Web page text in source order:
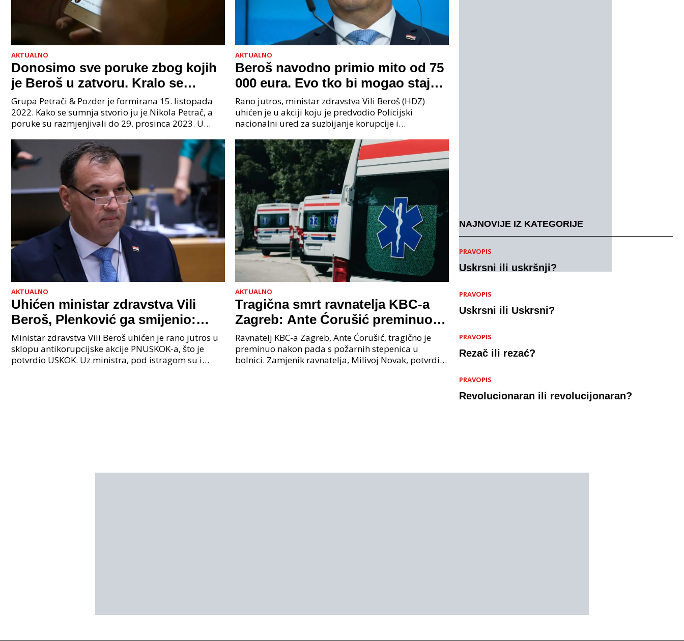
AKTUALNO
Donosimo sve poruke zbog kojih
je Beroš u zatvoru. Kralo se
godinama. Tko će iz vlade biti
sljedeći uhićen?
Grupa Petrači & Pozder je formirana 15. listopada
2022. Kako se sumnja stvorio ju je Nikola Petrač, a
poruke su razmjenjivali do 29. prosinca 2023. U
AKTUALNO
Beroš navodno primio mito od 75
000 eura. Evo tko bi mogao stajati
na čelu zločinačkog udruženja
Rano jutros, ministar zdravstva Vili Beroš (HDZ)
uhićen je u akciji koju je predvodio Policijski
nacionalni ured za suzbijanje korupcije i
priopćenju USKOK
AKTUALNO
Uhićen ministar zdravstva Vili
Beroš, Plenković ga smijenio:
Istraga USKOK-a zbog korupcije
Ministar zdravstva Vili Beroš uhićen je rano jutros u
sklopu antikorupcijske akcije PNUSKOK-a, što je
potvrdio USKOK. Uz ministra, pod istragom su i
AKTUALNO
Tragična smrt ravnatelja KBC-a
Zagreb: Ante Ćorušić preminuo
nakon pada u bolnici, policija na
mjestu događaja
Ravnatelj KBC-a Zagreb, Ante Ćorušić, tragično je
preminuo nakon pada s požarnih stepenica u
bolnici. Zamjenik ravnatelja, Milivoj Novak, potvrdio
NAJNOVIJE IZ KATEGORIJE
PRAVOPIS
Uskrsni ili uskršnji?
PRAVOPIS
Uskrsni ili Uskrsni?
PRAVOPIS
Rezač ili rezać?
PRAVOPIS
Revolucionaran ili revolucijonaran?